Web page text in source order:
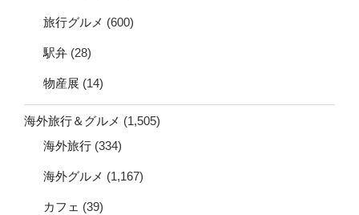
旅行グルメ (600)
駅弁 (28)
物産展 (14)
海外旅行＆グルメ (1,505)
海外旅行 (334)
海外グルメ (1,167)
カフェ (39)